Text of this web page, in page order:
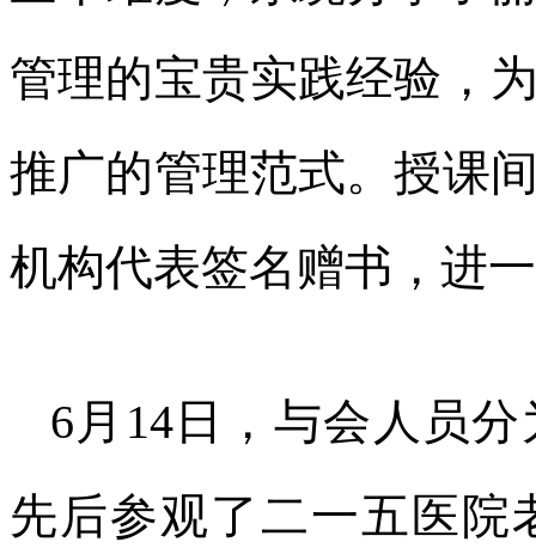
管理的宝贵实践经验，
推广的管理范式。授课
机构代表签名赠书，进
6月14日，与会人员
先后参观了二一五医院